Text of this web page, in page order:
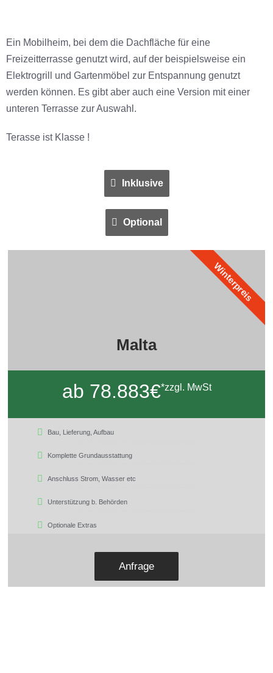
Ein Mobilheim, bei dem die Dachfläche für eine
Freizeitterrasse genutzt wird, auf der beispielsweise ein
Elektrogrill und Gartenmöbel zur Entspannung genutzt
werden können. Es gibt aber auch eine Version mit einer
unteren Terrasse zur Auswahl.
Terasse ist Klasse !
Inklusive
Optional
Malta
ab 78.883€*zzgl. MwSt
Bau, Lieferung, Aufbau
Komplette Grundausstattung
Anschluss Strom, Wasser etc
Unterstützung b. Behörden
Optionale Extras
Anfrage
Winterpreis